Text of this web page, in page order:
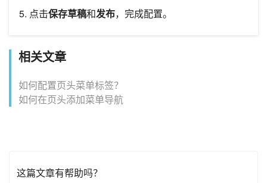
5. 点击保存草稿和发布，完成配置。
相关文章
如何配置页头菜单标签？
如何在页头添加菜单导航
这篇文章有帮助吗？